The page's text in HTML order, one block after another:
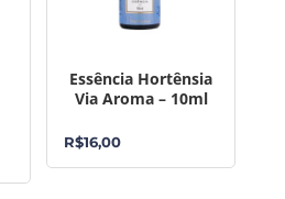
Essência Hortênsia
Via Aroma – 10ml
R$16,00